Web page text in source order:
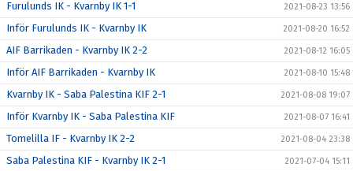
Furulunds IK - Kvarnby IK 1-1 2021-08-23 13:56
Inför Furulunds IK - Kvarnby IK 2021-08-20 16:52
AIF Barrikaden - Kvarnby IK 2-2 2021-08-12 16:05
Inför AIF Barrikaden - Kvarnby IK 2021-08-10 15:48
Kvarnby IK - Saba Palestina KIF 2-1 2021-08-08 19:07
Inför Kvarnby IK - Saba Palestina KIF 2021-08-07 16:41
Tomelilla IF - Kvarnby IK 2-2 2021-08-04 23:38
Saba Palestina KIF - Kvarnby IK 2-1 2021-07-04 15:11